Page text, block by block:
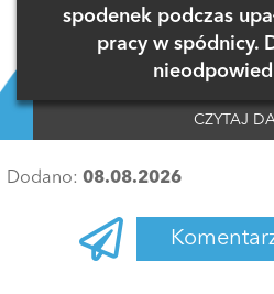
spodenek podczas
pracy w spódnicy.
CZYTAJ
Dodano: 08.08.2026